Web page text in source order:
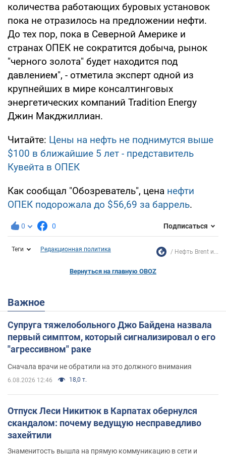
количества работающих буровых установок
пока не отразилось на предложении нефти.
До тех пор, пока в Северной Америке и
странах ОПЕК не сократится добыча, рынок
"черного золота" будет находится под
давлением", - отметила эксперт одной из
крупнейших в мире консалтинговых
энергетических компаний Tradition Energy
Джин Макджиллиан.
Читайте: Цены на нефть не поднимутся выше
$100 в ближайшие 5 лет - представитель
Кувейта в ОПЕК
Как сообщал "Обозреватель", цена нефти
ОПЕК подорожала до $56,69 за баррель.
0 0 Подписаться
Теги Редакционная политика Нефть Brent и...
Вернуться на главную OBOZ
Важное
Супруга тяжелобольного Джо Байдена назвала
первый симптом, который сигнализировал о его
"агрессивном" раке
Сначала врачи не обратили на это должного внимания
6.08.2026 12:46 18,0 т.
Отпуск Леси Никитюк в Карпатах обернулся
скандалом: почему ведущую несправедливо
захейтили
Знаменитость вышла на прямую коммуникацию в сети и